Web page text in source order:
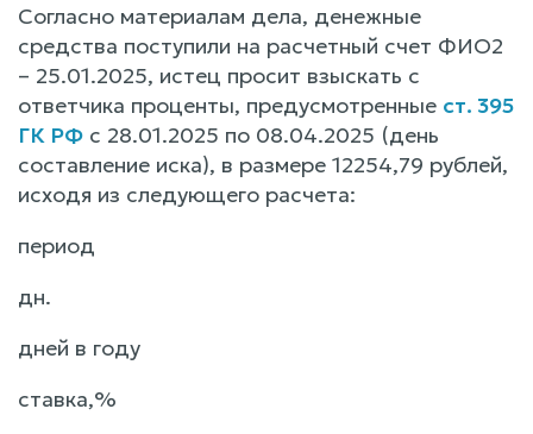
Согласно материалам дела, денежные
средства поступили на расчетный счет ФИО2
– 25.01.2025, истец просит взыскать с
ответчика проценты, предусмотренные ст. 395
ГК РФ с 28.01.2025 по 08.04.2025 (день
составление иска), в размере 12254,79 рублей,
исходя из следующего расчета:
период
дн.
дней в году
ставка,%